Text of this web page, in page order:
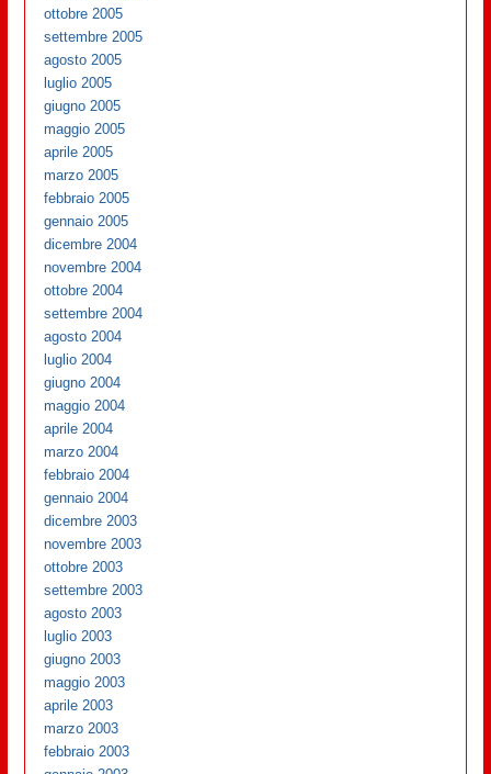
ottobre 2005
settembre 2005
agosto 2005
luglio 2005
giugno 2005
maggio 2005
aprile 2005
marzo 2005
febbraio 2005
gennaio 2005
dicembre 2004
novembre 2004
ottobre 2004
settembre 2004
agosto 2004
luglio 2004
giugno 2004
maggio 2004
aprile 2004
marzo 2004
febbraio 2004
gennaio 2004
dicembre 2003
novembre 2003
ottobre 2003
settembre 2003
agosto 2003
luglio 2003
giugno 2003
maggio 2003
aprile 2003
marzo 2003
febbraio 2003